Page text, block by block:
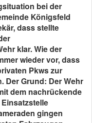
bei der
Königsfeld
dass stellte
klar. Wie der
wieder vor, dass
Pkws zur
Der Grund: Der Wehr
dem nachrückende
gingen